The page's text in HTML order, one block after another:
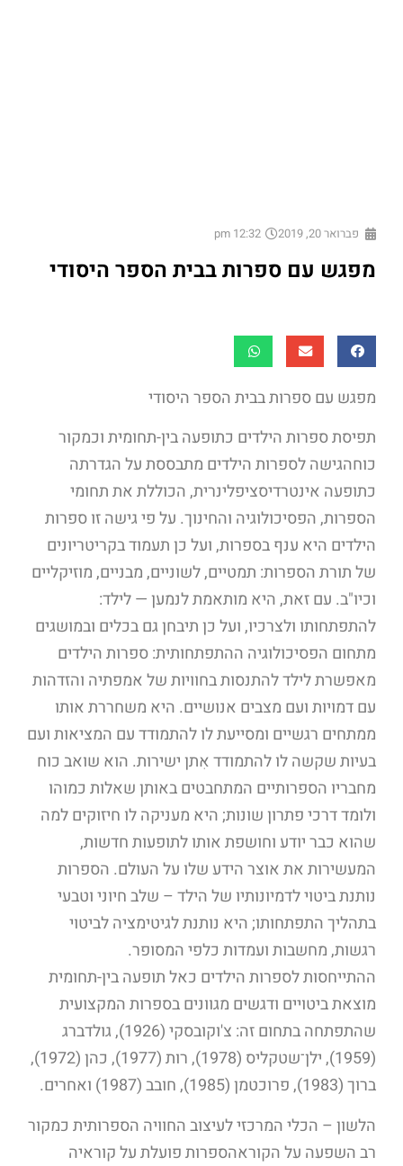
פברואר 20, 2019 12:32 pm
מפגש עם ספרות בבית הספר היסודי
מפגש עם ספרות בבית הספר היסודי
תפיסת ספרות הילדים כתופעה בין-תחומית וכמקור
כוחהגישה לספרות הילדים מתבססת על הגדרתה
כתופעה אינטרדיסציפלינרית, הכוללת את תחומי
הספרות, הפסיכולוגיה והחינוך. על פי גישה זו ספרות
הילדים היא ענף בספרות, ועל כן תעמוד בקריטריונים
של תורת הספרות: תמטיים, לשוניים, מבניים, מוזיקליים
וכיו"ב. עם זאת, היא מותאמת לנמען — לילד:
להתפתחותו ולצרכיו, ועל כן תיבחן גם בכלים ובמושגים
מתחום הפסיכולוגיה ההתפתחותית: ספרות הילדים
מאפשרת לילד להתנסות בחוויות של אמפתיה והזדהות
עם דמויות ועם מצבים אנושיים. היא משחררת אותו
ממתחים רגשיים ומסייעת לו להתמודד עם המציאות ועם
בעיות שקשה לו להתמודד אִתן ישירות. הוא שואב כוח
מחבריו הספרותיים המתחבטים באותן שאלות כמוהו
ולומד דרכי פתרון שונות; היא מעניקה לו חיזוקים למה
שהוא כבר יודע וחושפת אותו לתופעות חדשות,
המעשירות את אוצר הידע שלו על העולם. הספרות
נותנת ביטוי לדמיונותיו של הילד – שלב חיוני וטבעי
בתהליך התפתחותו; היא נותנת לגיטימציה לביטוי
רגשות, מחשבות ועמדות כלפי המסופר.
ההתייחסות לספרות הילדים כאל תופעה בין-תחומית
מוצאת ביטויים ודגשים מגוונים בספרות המקצועית
שהתפתחה בתחום זה: צ'וקובסקי (1926), גולדברג
(1959), ילן־שטקליס (1978), רות (1977), כהן (1972),
ברוך (1983), פרוכטמן (1985), חובב (1987) ואחרים.
הלשון – הכלי המרכזי לעיצוב החוויה הספרותית כמקור
רב השפעה על הקוראהספרות פועלת על קוראיה